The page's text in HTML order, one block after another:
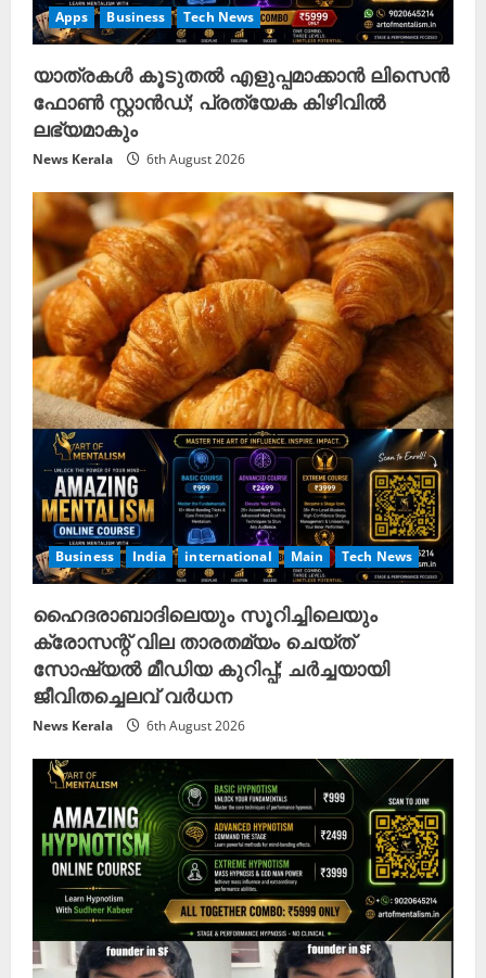
Apps Business Tech News
യാത്രകൾ കൂടുതൽ എളുപ്പമാക്കാൻ ലിസെൻ
ഫോൺ സ്റ്റാൻഡ്; പ്രത്യേക കിഴിവിൽ
ലഭ്യമാകും
News Kerala 6th August 2026
Business India international Main Tech News
ഹൈദരാബാദിലെയും സൂറിച്ചിലെയും
ക്രോസന്റ് വില താരതമ്യം ചെയ്ത്
സോഷ്യൽ മീഡിയ കുറിപ്പ്; ചർച്ചയായി
ജീവിതച്ചെലവ് വർധന
News Kerala 6th August 2026